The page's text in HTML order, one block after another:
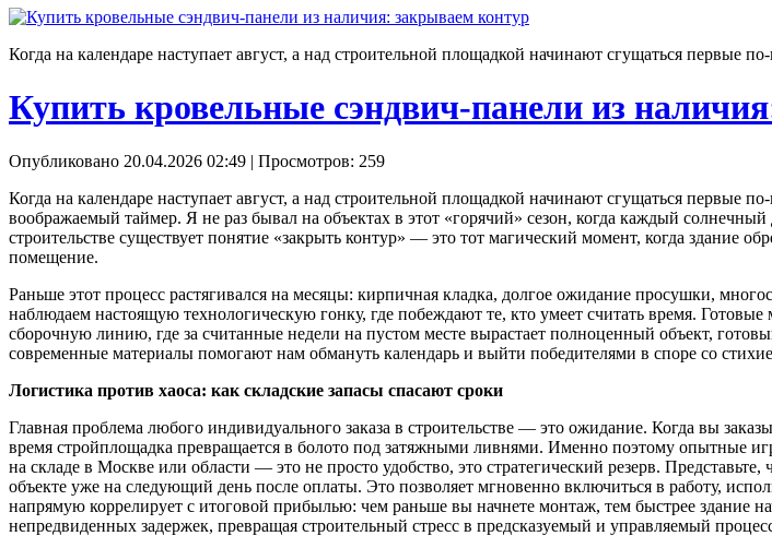
Когда на календаре наступает август, а над строительной площадкой начинают сгущаться первые
Купить кровельные сэндвич-панели из
Опубликовано 20.04.2026 02:49 | Просмотров: 259
Когда на календаре наступает август, а над строительной площадкой начинают сгущаться первые
воображаемый таймер. Я не раз бывал на объектах в этот «горячий» сезон, когда каждый
строительстве существует понятие «закрыть контур» — это тот магический момент, когда здание
помещение.
Раньше этот процесс растягивался на месяцы: кирпичная кладка, долгое ожидание просушки,
наблюдаем настоящую технологическую гонку, где побеждают те, кто умеет считать время.
сборочную линию, где за считанные недели на пустом месте вырастает полноценный объект,
современные материалы помогают нам обмануть календарь и выйти победителями в споре со
Логистика против хаоса: как складские запасы спасают сроки
Главная проблема любого индивидуального заказа в строительстве — это ожидание. Когда вы
время стройплощадка превращается в болото под затяжными ливнями. Именно поэтому опытные
на складе в Москве или области — это не просто удобство, это стратегический резерв.
объекте уже на следующий день после оплаты. Это позволяет мгновенно включиться в работу,
напрямую коррелирует с итоговой прибылью: чем раньше вы начнете монтаж, тем быстрее здание
непредвиденных задержек, превращая строительный стресс в предсказуемый и управляемый